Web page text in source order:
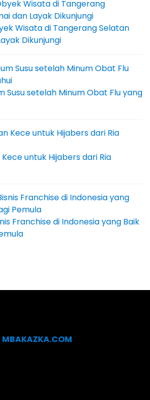
Wisata di Tangerang Selatan
Dikunjungi
Susu setelah Minum Obat Flu yang
untuk Hijabers dari Ria
Franchise di Indonesia yang Baik
MBAKAZKA.COM